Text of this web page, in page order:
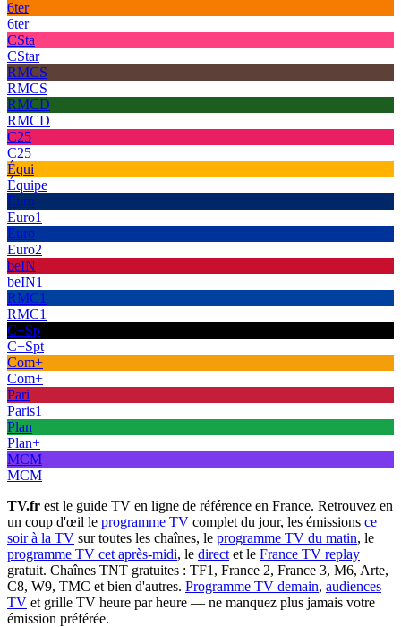
6ter
6ter
CSta
CStar
RMCS
RMCS
RMCD
RMCD
C25
C25
Équi
Équipe
Euro
Euro1
Euro
Euro2
beIN
beIN1
RMC1
RMC1
C+Sp
C+Spt
Com+
Com+
Pari
Paris1
Plan
Plan+
MCM
MCM
TV.fr est le guide TV en ligne de référence en France. Retrouvez en
un coup d'œil le programme TV complet du jour, les émissions ce
soir à la TV sur toutes les chaînes, le programme TV du matin, le
programme TV cet après-midi, le direct et le France TV replay
gratuit. Chaînes TNT gratuites : TF1, France 2, France 3, M6, Arte,
C8, W9, TMC et bien d'autres. Programme TV demain, audiences
TV et grille TV heure par heure — ne manquez plus jamais votre
émission préférée.